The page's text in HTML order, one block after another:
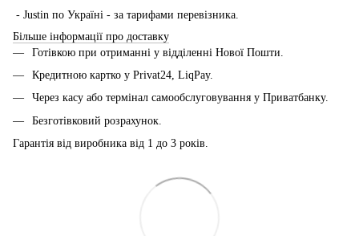
- Justin по Україні - за тарифами перевізника.
Більше інформації про доставку
Готівкою при отриманні у відділенні Нової Пошти.
Кредитною картко у Privat24, LiqPay.
Через касу або термінал самообслуговування у Приватбанку.
Безготівковий розрахунок.
Гарантія від виробника від 1 до 3 років.